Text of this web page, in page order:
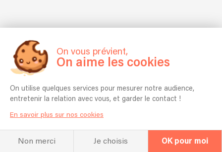
On vous prévient,
On aime les cookies
On utilise quelques services pour mesurer notre audience,
entretenir la relation avec vous, et garder le contact !
En savoir plus sur nos cookies
Non merci Je choisis OK pour moi